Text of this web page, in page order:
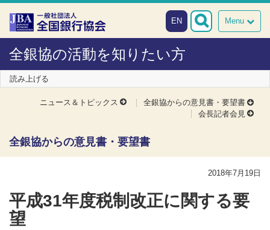
本文へスキップ
障がい者向け相談窓口
Menu
EN
全銀協の活動を知りたい方
読み上げる
ニュース＆トピックス
全銀協からの意見書・要望書
会長記者会見
全銀協からの意見書・要望書
2018年7月19日
平成31年度税制改正に関する要
望